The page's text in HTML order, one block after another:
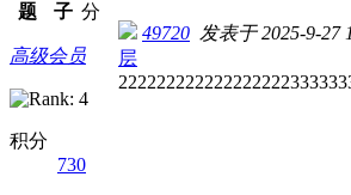
题
子 分
高级会员
积分
730
49720 发表于 2025-9-27
层